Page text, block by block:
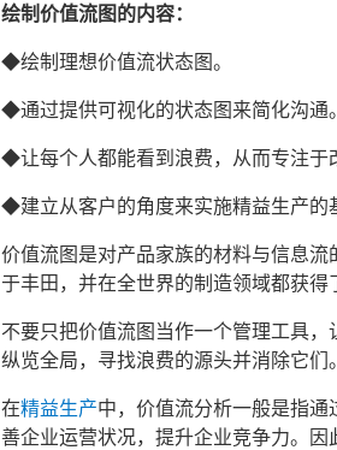
绘制价值流图的内容：
◆绘制理想价值流状态图。
◆通过提供可视化的状态图来简化沟通。
◆让每个人都能看到浪费，从而专注于
◆建立从客户的角度来实施‍‍精益生产的
价值流图是对产品家族的材料与信息
于丰田，并在全世界的制造领域都获得
不要只把价值流图当作一个管理工具
纵览全局，寻找浪费的源头并消除它们。
在精益生产中，价值流分析一般是指
善企业运营状况，提升企业竞争力。因